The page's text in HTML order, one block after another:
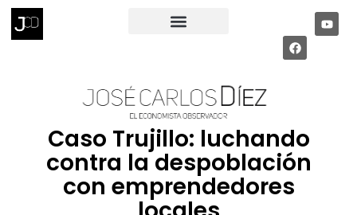
Caso Trujillo: luchando
contra la despoblación
con emprendedores